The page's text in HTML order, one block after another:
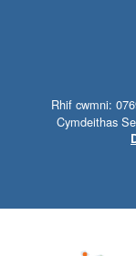
Rhif cwmni:
Cymdeithas